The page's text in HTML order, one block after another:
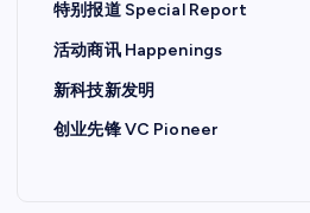
特别报道 Special Report
活动商讯 Happenings
新科技新发明
创业先锋 VC Pioneer